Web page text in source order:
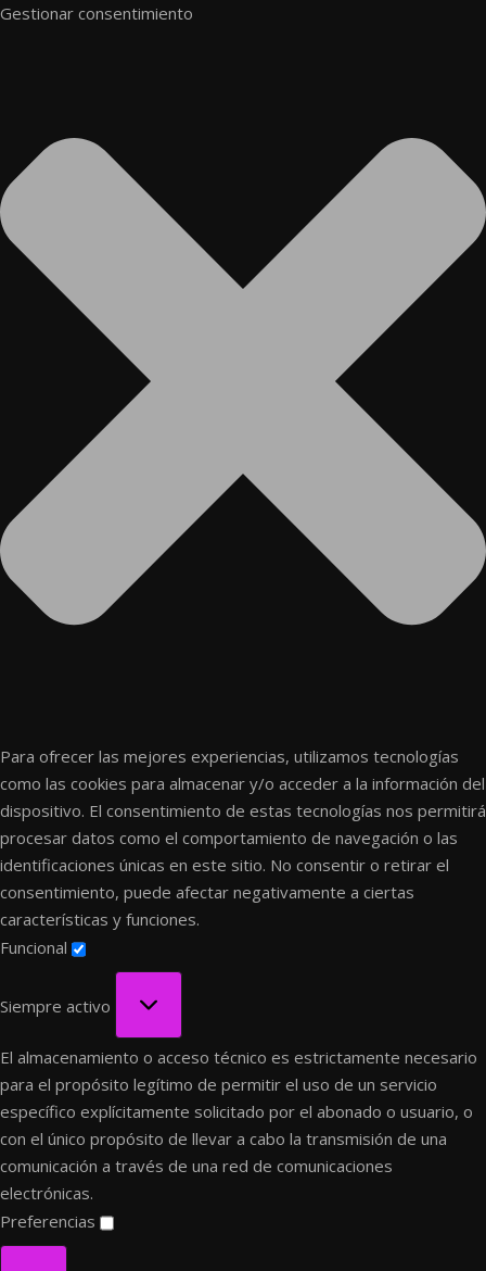
Gestionar consentimiento
Para ofrecer las mejores experiencias, utilizamos tecnologías
como las cookies para almacenar y/o acceder a la información del
dispositivo. El consentimiento de estas tecnologías nos permitirá
procesar datos como el comportamiento de navegación o las
identificaciones únicas en este sitio. No consentir o retirar el
consentimiento, puede afectar negativamente a ciertas
características y funciones.
Funcional
Siempre activo
El almacenamiento o acceso técnico es estrictamente necesario
para el propósito legítimo de permitir el uso de un servicio
específico explícitamente solicitado por el abonado o usuario, o
con el único propósito de llevar a cabo la transmisión de una
comunicación a través de una red de comunicaciones
electrónicas.
Preferencias
Preferencias